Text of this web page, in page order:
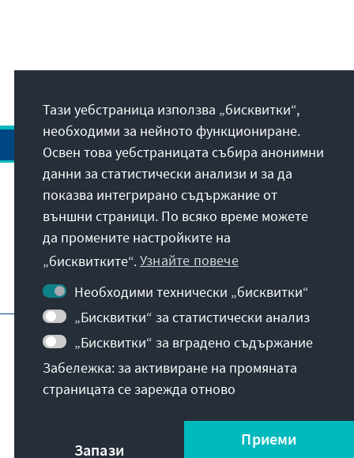
Адрес
Контакт
Полезни връзки
Главна страница на фондация
Политика на поверителност
Условия за ползване
Декларация за достъпност
докладна бариера
© Konrad-Adenauer-Stiftung e.V. 2026
Тази уебстраница използва „бисквитки“,
необходими за нейното функциониране.
Освен това уебстраницата събира анонимни
данни за статистически анализи и за да
показва интегрирано съдържание от
външни страници. По всяко време можете
да промените настройките на
„бисквитките“.Узнайте повече
Необходими технически „бисквитки“
„Бисквитки“ за статистически анализ
„Бисквитки“ за вградено съдържание
Забележка: за активиране на промяната
страницата се зарежда отново
Запази
Приеми